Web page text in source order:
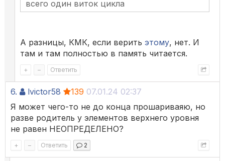
всего один виток цикла
А разницы, КМК, если верить этому, нет. И
там и там полностью в память читается.
+ – Ответить
6. lvictor58 139 07.01.24 02:37
Я может чего-то не до конца прошариваяю, но
разве родитель у элементов верхнего уровня
не равен НЕОПРЕДЕЛЕНО?
+ – Ответить 2